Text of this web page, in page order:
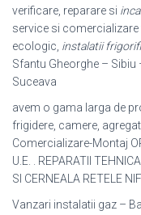
verificare, reparare si
service si
ecologic, instalatii
Sfantu Gheorghe –
Suceava
avem o gama larga de
frigidere, camere,
Comercializare-Montaj
U.E. . REPARATII
SI CERNEALA RETELE
Vanzari instalatii gaz –